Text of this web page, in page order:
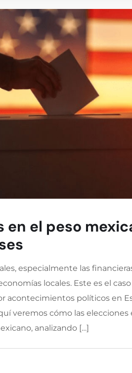
en el peso
especialmente las
locales. Este es el
acontecimientos políticos en
veremos cómo las
analizando […]